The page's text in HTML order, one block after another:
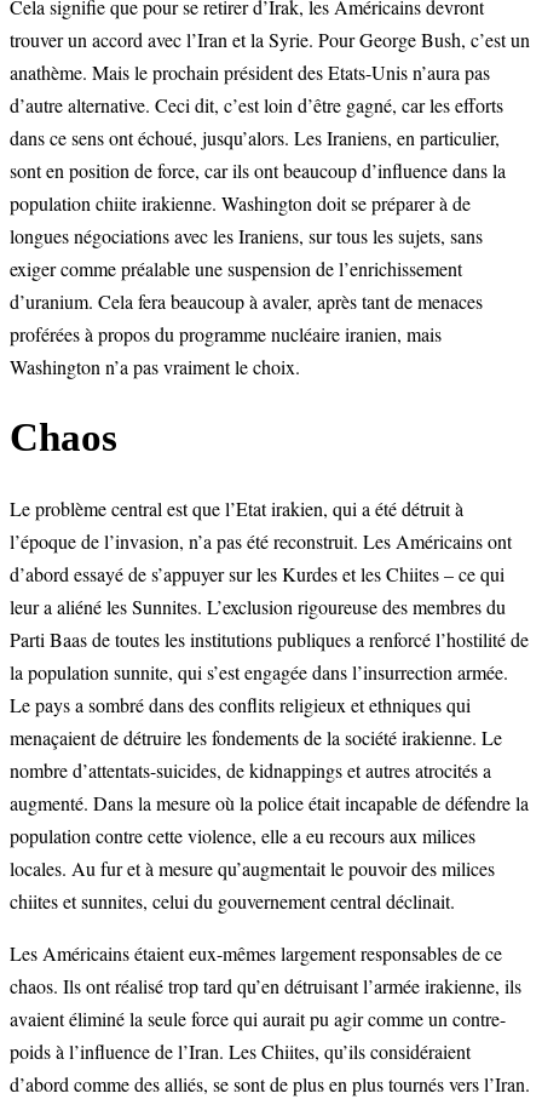
Cela signifie que pour se retirer d’Irak, les Américains devront
trouver un accord avec l’Iran et la Syrie. Pour George Bush, c’est un
anathème. Mais le prochain président des Etats-Unis n’aura pas
d’autre alternative. Ceci dit, c’est loin d’être gagné, car les efforts
dans ce sens ont échoué, jusqu’alors. Les Iraniens, en particulier,
sont en position de force, car ils ont beaucoup d’influence dans la
population chiite irakienne. Washington doit se préparer à de
longues négociations avec les Iraniens, sur tous les sujets, sans
exiger comme préalable une suspension de l’enrichissement
d’uranium. Cela fera beaucoup à avaler, après tant de menaces
proférées à propos du programme nucléaire iranien, mais
Washington n’a pas vraiment le choix.
Chaos
Le problème central est que l’Etat irakien, qui a été détruit à
l’époque de l’invasion, n’a pas été reconstruit. Les Américains ont
d’abord essayé de s’appuyer sur les Kurdes et les Chiites – ce qui
leur a aliéné les Sunnites. L’exclusion rigoureuse des membres du
Parti Baas de toutes les institutions publiques a renforcé l’hostilité de
la population sunnite, qui s’est engagée dans l’insurrection armée.
Le pays a sombré dans des conflits religieux et ethniques qui
menaçaient de détruire les fondements de la société irakienne. Le
nombre d’attentats-suicides, de kidnappings et autres atrocités a
augmenté. Dans la mesure où la police était incapable de défendre la
population contre cette violence, elle a eu recours aux milices
locales. Au fur et à mesure qu’augmentait le pouvoir des milices
chiites et sunnites, celui du gouvernement central déclinait.
Les Américains étaient eux-mêmes largement responsables de ce
chaos. Ils ont réalisé trop tard qu’en détruisant l’armée irakienne, ils
avaient éliminé la seule force qui aurait pu agir comme un contre-
poids à l’influence de l’Iran. Les Chiites, qu’ils considéraient
d’abord comme des alliés, se sont de plus en plus tournés vers l’Iran.